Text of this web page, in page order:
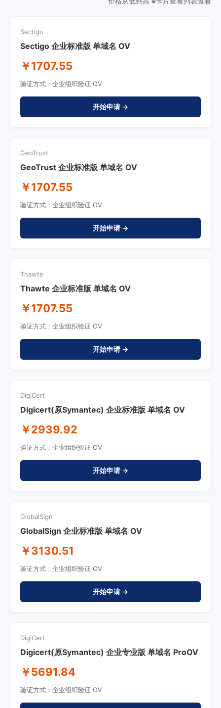
Sectigo
Sectigo 企业标准版 单域名 OV
￥1707.55
验证方式：企业组织验证 OV
开始申请 →
GeoTrust
GeoTrust 企业标准版 单域名 OV
￥1707.55
验证方式：企业组织验证 OV
开始申请 →
Thawte
Thawte 企业标准版 单域名 OV
￥1707.55
验证方式：企业组织验证 OV
开始申请 →
DigiCert
Digicert(原Symantec) 企业标准版 单域名 OV
￥2939.92
验证方式：企业组织验证 OV
开始申请 →
GlobalSign
GlobalSign 企业标准版 单域名 OV
￥3130.51
验证方式：企业组织验证 OV
开始申请 →
DigiCert
Digicert(原Symantec) 企业专业版 单域名 ProOV
￥5691.84
验证方式：企业组织验证 OV